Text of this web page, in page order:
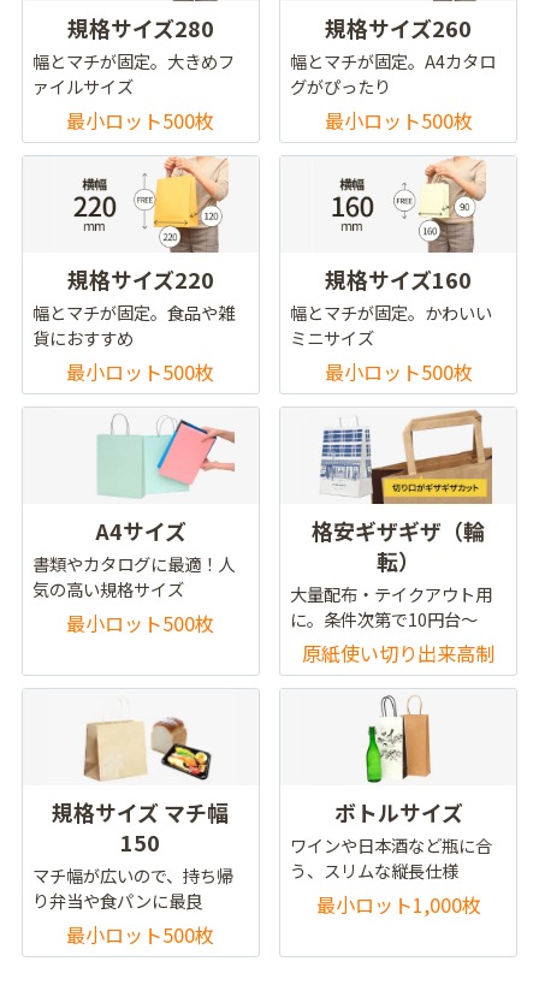
規格サイズ280
幅とマチが固定。大きめフ
ァイルサイズ
最小ロット500枚
規格サイズ260
幅とマチが固定。A4カタロ
グがぴったり
最小ロット500枚
規格サイズ220
幅とマチが固定。食品や雑
貨におすすめ
最小ロット500枚
規格サイズ160
幅とマチが固定。かわいい
ミニサイズ
最小ロット500枚
A4サイズ
書類やカタログに最適！人
気の高い規格サイズ
最小ロット500枚
格安ギザギザ（輪
転）
大量配布・テイクアウト用
に。条件次第で10円台～
原紙使い切り出来高制
規格サイズ マチ幅
150
マチ幅が広いので、持ち帰
り弁当や食パンに最良
最小ロット500枚
ボトルサイズ
ワインや日本酒など瓶に合
う、スリムな縦長仕様
最小ロット1,000枚